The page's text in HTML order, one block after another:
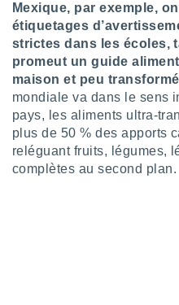
des
des
les
le
ou
Mexique, par exemple,
étiquetages
strictes dans les écoles,
promeut un guide
maison et peu
mondiale va dans le sens
pays, les aliments ultra-
plus de 50 % des apports
reléguant fruits, légumes,
complètes au second plan.